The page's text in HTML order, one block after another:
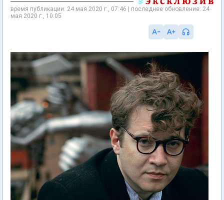
время публикации: 24 мая 2020 г., 07:46 | последнее обновление: 24
мая 2020 г., 10:05